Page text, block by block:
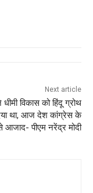
Next article
विकास को हिंदू ग्रोथ
था, आज देश कांग्रेस के
पीएम नरेंद्र मोदी